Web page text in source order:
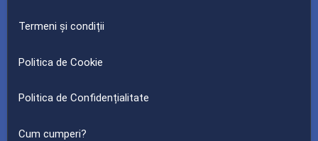
Termeni și condiții
Politica de Cookie
Politica de Confidențialitate
Cum cumperi?